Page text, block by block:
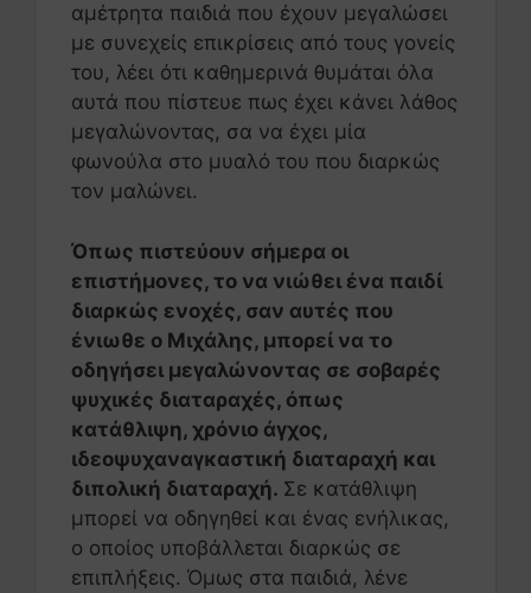
αμέτρητα παιδιά που έχουν μεγαλώσει
με συνεχείς επικρίσεις από τους γονείς
του, λέει ότι καθημερινά θυμάται όλα
αυτά που πίστευε πως έχει κάνει λάθος
μεγαλώνοντας, σα να έχει μία
φωνούλα στο μυαλό του που διαρκώς
τον μαλώνει.
Όπως πιστεύουν σήμερα οι
επιστήμονες, το να νιώθει ένα παιδί
διαρκώς ενοχές, σαν αυτές που
ένιωθε ο Μιχάλης, μπορεί να το
οδηγήσει μεγαλώνοντας σε σοβαρές
ψυχικές διαταραχές, όπως
κατάθλιψη, χρόνιο άγχος,
ιδεοψυχαναγκαστική διαταραχή και
διπολική διαταραχή. Σε κατάθλιψη
μπορεί να οδηγηθεί και ένας ενήλικας,
ο οποίος υποβάλλεται διαρκώς σε
επιπλήξεις. Όμως στα παιδιά, λένε